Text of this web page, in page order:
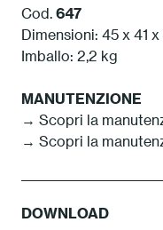
Cod. 647
Dimensioni: 45 x 41 x
Imballo: 2,2 kg
MANUTENZIONE
→ Scopri la
→ Scopri la
DOWNLOAD